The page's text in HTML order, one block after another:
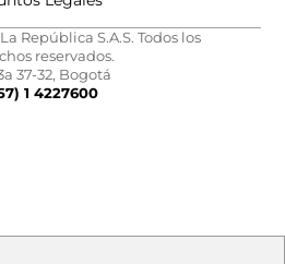
República S.A.S. Todos los
reservados.
37-32, Bogotá
1 4227600